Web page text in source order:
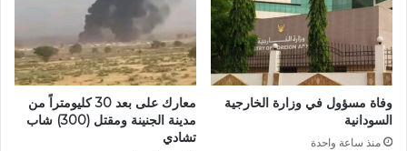
وفاة مسؤول في وزارة الخارجية
السودانية
منذ ساعة واحدة
معارك على بعد 30 كليومتراً من
مدينة الجنينة ومقتل (300) شاب
تشادي